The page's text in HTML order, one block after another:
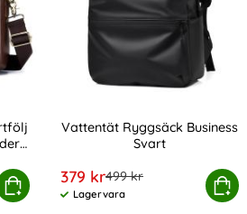
/ Handväska i Äkta Läder Brun
Vattentät Ryggsäck Business
Svart
rea pris
379 krtidigare pris
499 kr
Tillgänglighet:
Lagervara
Köp
Vattentät Ryggsäck